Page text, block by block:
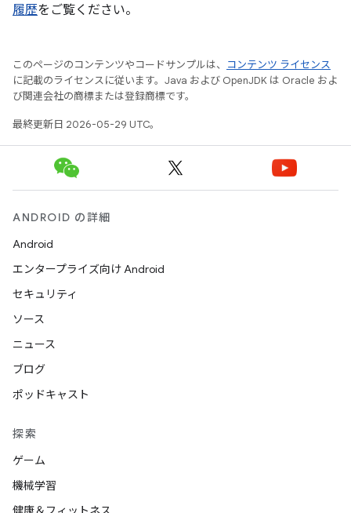
履歴をご覧ください。
このページのコンテンツやコードサンプルは、
コンテンツ ライセンス
に記載のライセンスに従います。Java および OpenJDK は Oracle およ
び関連会社の商標または登録商標です。
最終更新日 2026-05-29 UTC。
ANDROID の詳細
Android
エンタープライズ向け Android
セキュリティ
ソース
ニュース
ブログ
ポッドキャスト
探索
ゲーム
機械学習